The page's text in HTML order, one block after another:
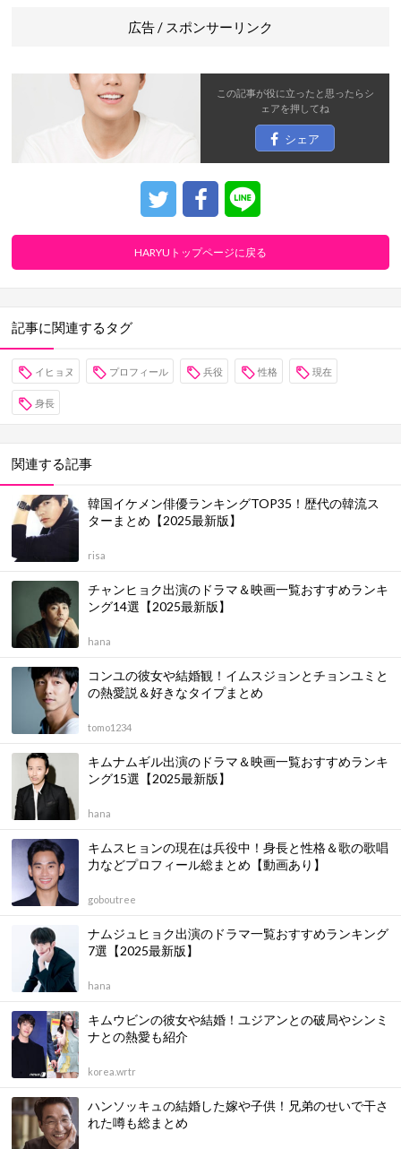
広告 / スポンサーリンク
この記事が役に立ったと思ったらシ
ェアを押してね
シェア
HARYUトップページに戻る
記事に関連するタグ
イヒョヌ プロフィール 兵役 性格 現在
身長
関連する記事
韓国イケメン俳優ランキングTOP35！歴代の韓流ス
ターまとめ【2025最新版】
risa
チャンヒョク出演のドラマ＆映画一覧おすすめランキ
ング14選【2025最新版】
hana
コンユの彼女や結婚観！イムスジョンとチョンユミと
の熱愛説＆好きなタイプまとめ
tomo1234
キムナムギル出演のドラマ＆映画一覧おすすめランキ
ング15選【2025最新版】
hana
キムスヒョンの現在は兵役中！身長と性格＆歌の歌唱
力などプロフィール総まとめ【動画あり】
goboutree
ナムジュヒョク出演のドラマ一覧おすすめランキング
7選【2025最新版】
hana
キムウビンの彼女や結婚！ユジアンとの破局やシンミ
ナとの熱愛も紹介
korea.wrtr
ハンソッキュの結婚した嫁や子供！兄弟のせいで干さ
れた噂も総まとめ